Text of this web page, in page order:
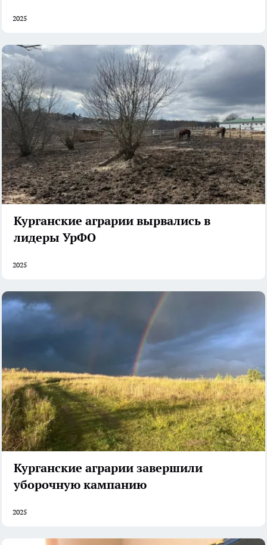
2025
Курганские аграрии вырвались в
лидеры УрФО
2025
Курганские аграрии завершили
уборочную кампанию
2025